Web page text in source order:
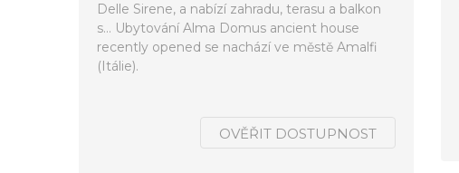
Delle Sirene, a nabízí zahradu, terasu a balkon
s... Ubytování Alma Domus ancient house
recently opened se nachází ve městě Amalfi
(Itálie).
OVĚŘIT DOSTUPNOST